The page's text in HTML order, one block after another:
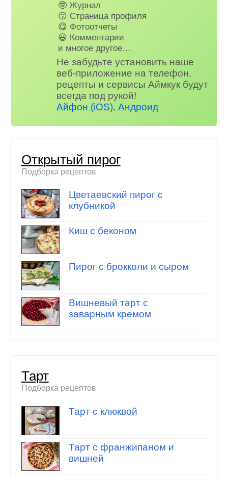
🤓 Журнал
😗 Страница профиля
😋 Фотоотчеты
😃 Комментарии
и многое другое…
Не забудьте установить наше
веб-приложение на телефон,
рецепты и сервисы Аймкук будут
всегда под рукой!
Айфон (iOS),Андроид
Открытый пирог
Подборка рецептов
Цветаевский пирог с
клубникой
Киш с беконом
Пирог с брокколи и сыром
Вишневый тарт с
заварным кремом
Тарт
Подборка рецептов
Тарт с клюквой
Тарт с франжипаном и
вишней